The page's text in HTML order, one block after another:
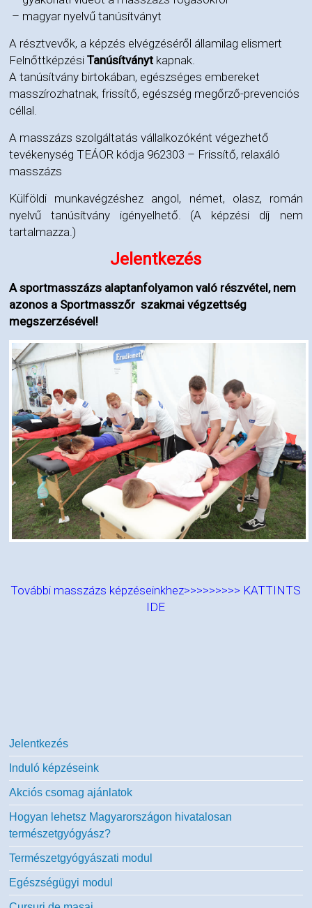
– magyar nyelvű tanúsítványt
A résztvevők, a képzés elvégzéséről államilag elismert
FelnőttképzésiTanúsítványt kapnak.
A tanúsítvány birtokában, egészséges embereket
masszírozhatnak, frissítő, egészség megőrző-prevenciós
céllal.
A masszázs szolgáltatás vállalkozóként végezhető
tevékenység TEÁOR kódja 962303 – Frissítő, relaxáló
masszázs
Külföldi munkavégzéshez angol, német, olasz, román
nyelvű tanúsítvány igényelhető. (A képzési díj nem
tartalmazza.)
Jelentkezés
A sportmasszázs alaptanfolyamon való részvétel, nem
azonos a Sportmasszőr szakmai végzettség
megszerzésével!
További masszázs képzéseinkhez>>>>>>>>> KATTINTS
IDE
Jelentkezés
Induló képzéseink
Akciós csomag ajánlatok
Hogyan lehetsz Magyarországon hivatalosan
természetgyógyász?
Természetgyógyászati modul
Egészségügyi modul